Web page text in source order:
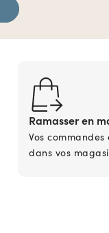
Ramasser en
Vos
dans vos